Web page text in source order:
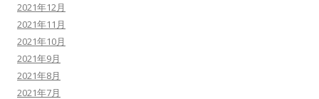
2021年12月
2021年11月
2021年10月
2021年9月
2021年8月
2021年7月